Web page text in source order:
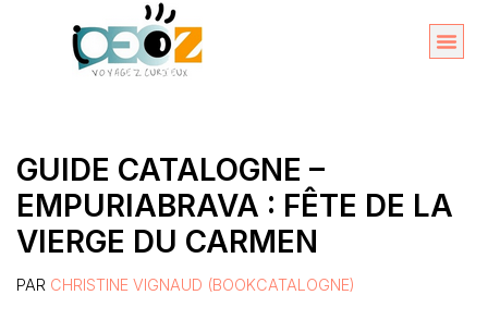
GUIDE CATALOGNE –
EMPURIABRAVA : FÊTE DE LA
VIERGE DU CARMEN
PAR CHRISTINE VIGNAUD (BOOKCATALOGNE)